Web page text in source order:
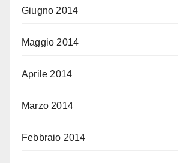
Giugno 2014
Maggio 2014
Aprile 2014
Marzo 2014
Febbraio 2014